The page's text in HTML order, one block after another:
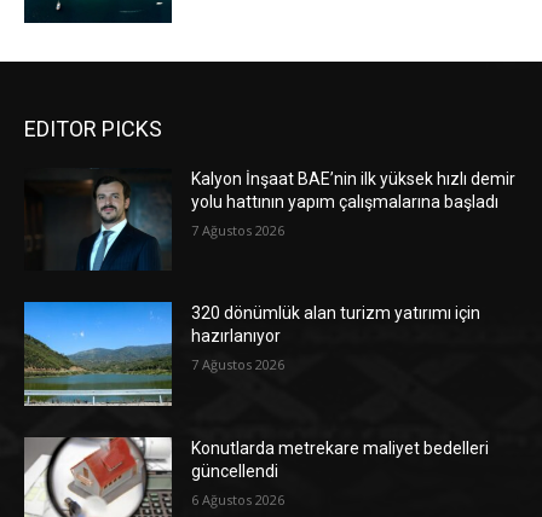
EDITOR PICKS
Kalyon İnşaat BAE’nin ilk yüksek hızlı demir
yolu hattının yapım çalışmalarına başladı
7 Ağustos 2026
320 dönümlük alan turizm yatırımı için
hazırlanıyor
7 Ağustos 2026
Konutlarda metrekare maliyet bedelleri
güncellendi
6 Ağustos 2026